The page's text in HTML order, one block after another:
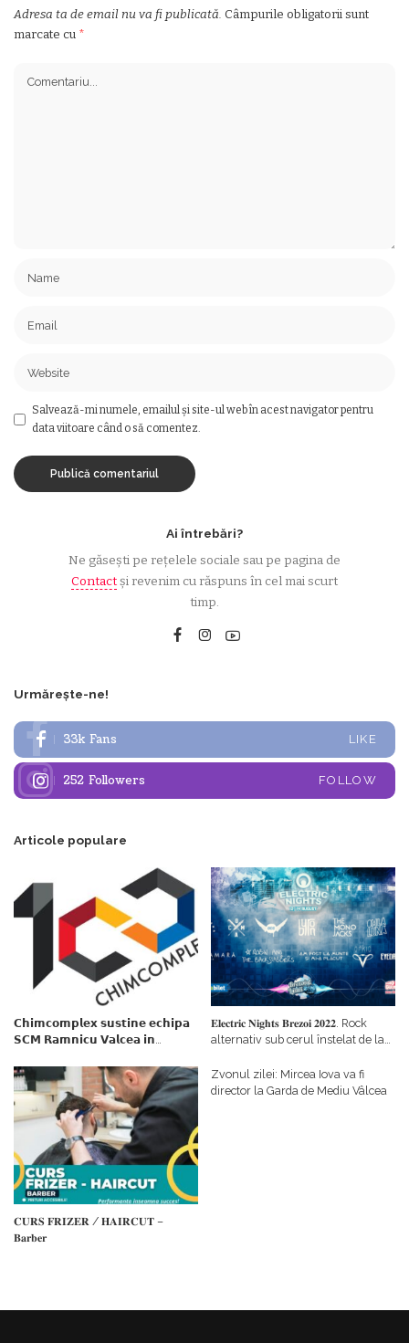
Adresa ta de email nu va fi publicată. Câmpurile obligatorii sunt
marcate cu *
Salvează-mi numele, emailul și site-ul web în acest navigator pentru
data viitoare când o să comentez.
Ai întrebări?
Ne găsești pe rețelele sociale sau pe pagina de
Contactși revenim cu răspuns în cel mai scurt
timp.
Urmărește-ne!
33k Fans LIKE
252 Followers FOLLOW
Articole populare
𝗖𝗵𝗶𝗺𝗰𝗼𝗺𝗽𝗹𝗲𝘅 𝘀𝘂𝘀𝘁𝗶𝗻𝗲 𝗲𝗰𝗵𝗶𝗽𝗮
𝗦𝗖𝗠 𝗥𝗮𝗺𝗻𝗶𝗰𝘂 𝗩𝗮𝗹𝗰𝗲𝗮 𝗶𝗻
𝗳𝗶𝗻𝗮𝗻𝘁𝗮𝘁𝗼𝗿
𝐄𝐥𝐞𝐜𝐭𝐫𝐢𝐜 𝐍𝐢𝐠𝐡𝐭𝐬 𝐁𝐫𝐞𝐳𝐨𝐢 𝟐𝟎𝟐𝟐. Rock
alternativ sub cerul înstelat de la
𝐂𝐔𝐑𝐒 𝐅𝐑𝐈𝐙𝐄𝐑 / 𝐇𝐀𝐈𝐑𝐂𝐔𝐓 –
𝐁𝐚𝐫𝐛𝐞𝐫
Zvonul zilei: Mircea Iova va fi
director la Garda de Mediu Vâlcea